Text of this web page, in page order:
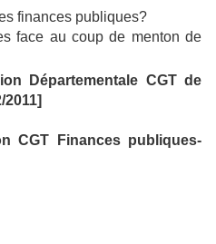
finances publiques?
face au coup de menton de
Départementale CGT de
2011]
CGT Finances publiques-